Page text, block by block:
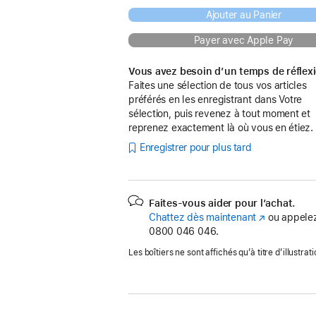
Ajouter au Panier
Payer avec Apple Pay
Vous avez besoin d’un temps de
Faites une sélection de tous vos articles
préférés en les enregistrant dans Votre
sélection, puis revenez à tout moment et
reprenez exactement là où vous en étiez.
Enregistrer pour plus tard
Faites-vous aider pour l’achat.
Chattez dès maintenant (s’ouvre
nouvelle
ou
0800 046 046.
Les boîtiers ne sont affichés qu’à titre